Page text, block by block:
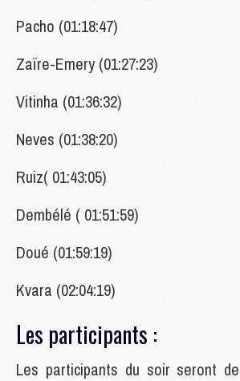
Pacho (01:18:47)
Zaïre-Emery (01:27:23)
Vitinha (01:36:32)
Neves (01:38:20)
Ruiz( 01:43:05)
Dembélé ( 01:51:59)
Doué (01:59:19)
Kvara (02:04:19)
Les participants :
Les participants du soir seront